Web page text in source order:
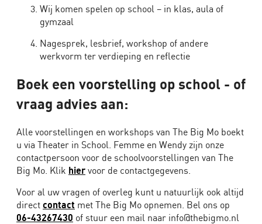
Wij komen spelen op school – in klas, aula of
gymzaal
Nagesprek, lesbrief, workshop of andere
werkvorm ter verdieping en reflectie
Boek een voorstelling op school - of
vraag advies aan:
Alle voorstellingen en workshops van The Big Mo boekt
u via Theater in School. Femme en Wendy zijn onze
contactpersoon voor de schoolvoorstellingen van The
Big Mo. Klik hier voor de contactgegevens.
Voor al uw vragen of overleg kunt u natuurlijk ook altijd
direct contact met The Big Mo opnemen. Bel ons op
06-43267430 of stuur een mail naar info@thebigmo.nl
manoshpere
Bedrijven
Theater